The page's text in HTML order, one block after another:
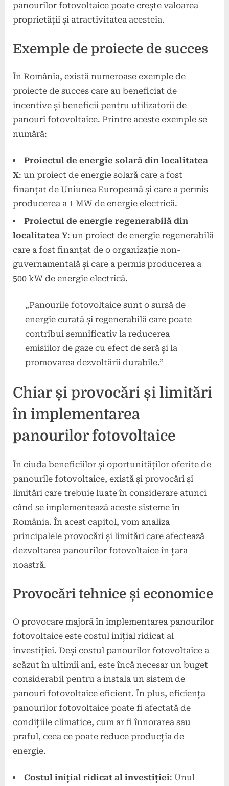
panourilor fotovoltaice poate crește valoarea
proprietății și atractivitatea acesteia.
Exemple de proiecte de succes
În România, există numeroase exemple de
proiecte de succes care au beneficiat de
incentive și beneficii pentru utilizatorii de
panouri fotovoltaice. Printre aceste exemple se
numără:
Proiectul de energie solară din localitatea
X: un proiect de energie solară care a fost
finanțat de Uniunea Europeană și care a permis
producerea a 1 MW de energie electrică.
Proiectul de energie regenerabilă din
localitatea Y: un proiect de energie regenerabilă
care a fost finanțat de o organizație non-
guvernamentală și care a permis producerea a
500 kW de energie electrică.
„Panourile fotovoltaice sunt o sursă de
energie curată și regenerabilă care poate
contribui semnificativ la reducerea
emisiilor de gaze cu efect de seră și la
promovarea dezvoltării durabile.”
Chiar și provocări și limitări
în implementarea
panourilor fotovoltaice
În ciuda beneficiilor și oportunităților oferite de
panourile fotovoltaice, există și provocări și
limitări care trebuie luate în considerare atunci
când se implementează aceste sisteme în
România. În acest capitol, vom analiza
principalele provocări și limitări care afectează
dezvoltarea panourilor fotovoltaice în țara
noastră.
Provocări tehnice și economice
O provocare majoră în implementarea panourilor
fotovoltaice este costul inițial ridicat al
investiției. Deși costul panourilor fotovoltaice a
scăzut în ultimii ani, este încă necesar un buget
considerabil pentru a instala un sistem de
panouri fotovoltaice eficient. În plus, eficiența
panourilor fotovoltaice poate fi afectată de
condițiile climatice, cum ar fi înnorarea sau
praful, ceea ce poate reduce producția de
energie.
Costul inițial ridicat al investiției: Unul